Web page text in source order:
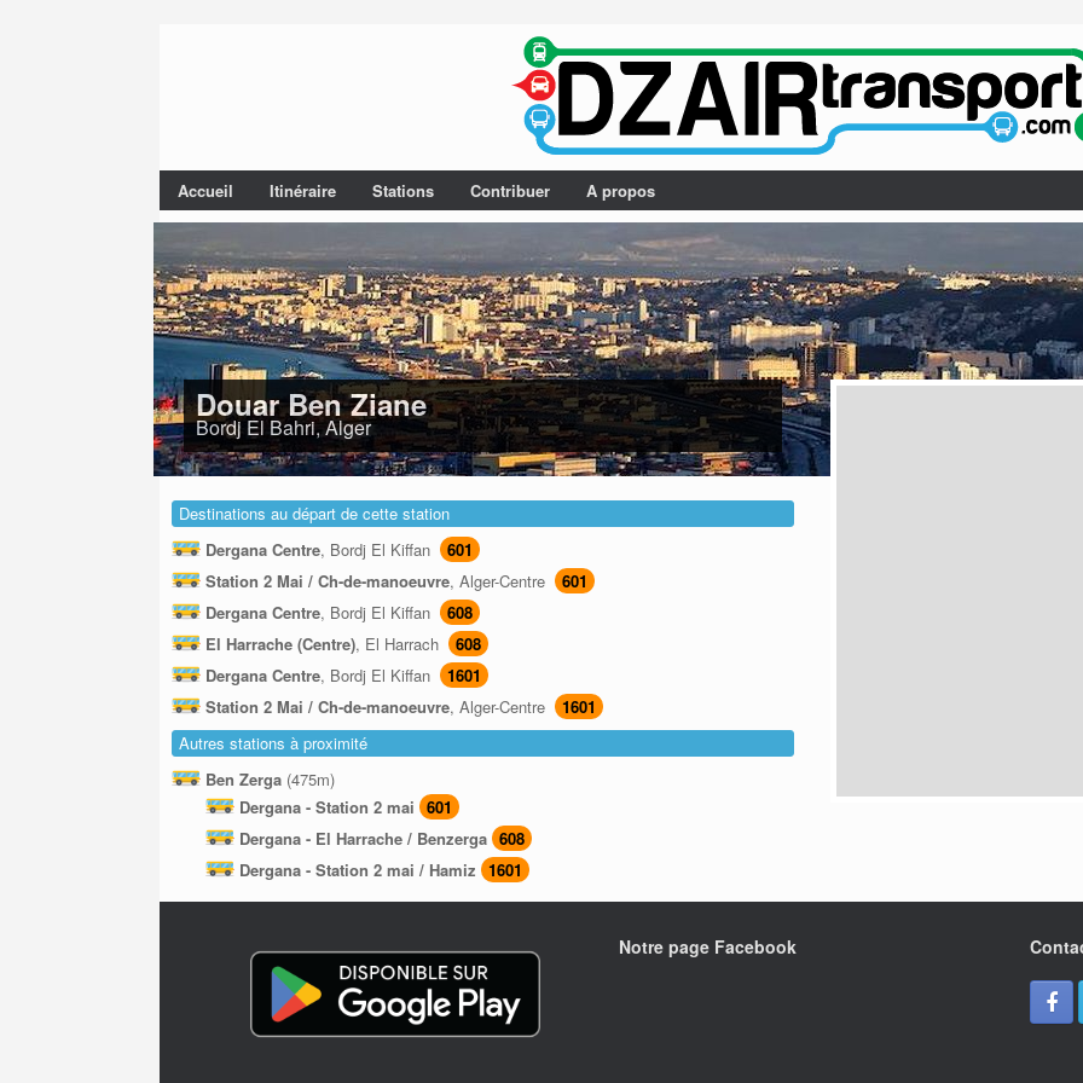
Accueil Itinéraire Stations Contribuer A propos
Douar Ben Ziane
Bordj El Bahri, Alger
Destinations au départ de cette station
Dergana Centre, Bordj El Kiffan
601
Station 2 Mai / Ch-de-manoeuvre, Alger-Centre
601
Dergana Centre, Bordj El Kiffan
608
El Harrache (Centre), El Harrach
608
Dergana Centre, Bordj El Kiffan
1601
Station 2 Mai / Ch-de-manoeuvre, Alger-Centre
1601
Autres stations à proximité
Ben Zerga (475m)
Dergana - Station 2 mai 601
Dergana - El Harrache / Benzerga 608
Dergana - Station 2 mai / Hamiz 1601
Notre page Facebook